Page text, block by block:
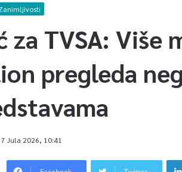
za TVSA: Više
pregleda
Jula 2026, 10:41